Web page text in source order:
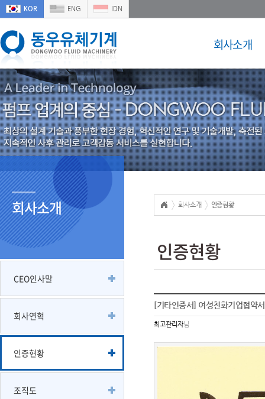
KOR ENG IDN
회사소개
회사소개
CEO인사말
회사연혁
인증현황
조직도
회사소개 인증현황
인증현황
[기타인증서] 여성친화기업협약서
최고관리자님